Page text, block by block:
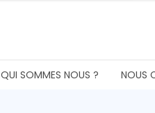
QUI SOMMES NOUS ? NOUS